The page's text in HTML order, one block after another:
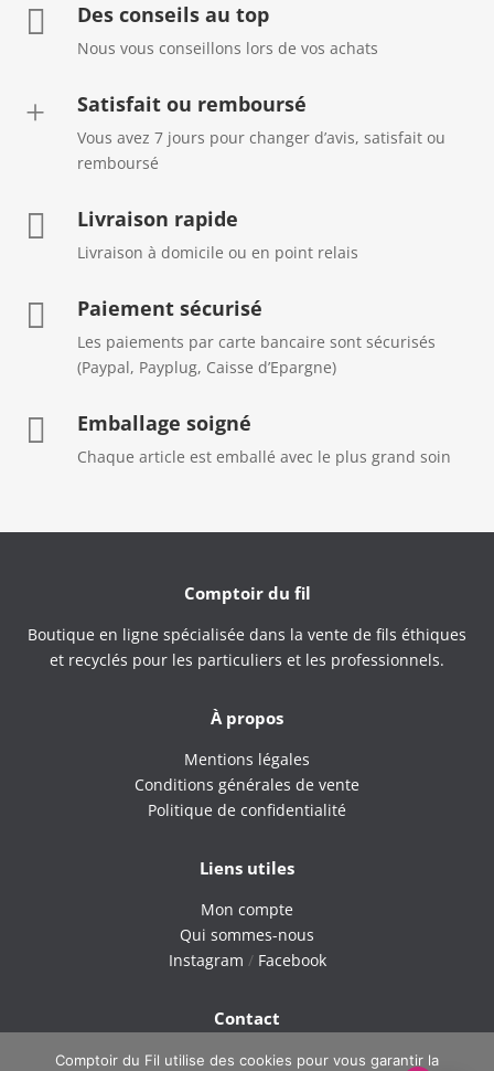
 Des conseils au top
Nous vous conseillons lors de vos achats
+ Satisfait ou remboursé
Vous avez 7 jours pour changer d’avis, satisfait ou
remboursé
 Livraison rapide
Livraison à domicile ou en point relais
 Paiement sécurisé
Les paiements par carte bancaire sont sécurisés
(Paypal, Payplug, Caisse d’Epargne)
 Emballage soigné
Chaque article est emballé avec le plus grand soin
Comptoir du fil
Boutique en ligne spécialisée dans la vente de fils éthiques
et recyclés pour les particuliers et les professionnels.
À propos
Mentions légales
Conditions générales de vente
Politique de confidentialité
Liens utiles
Mon compte
Qui sommes-nous
Instagram / Facebook
Contact
9H – 18H du lundi au vendredi
Comptoir du Fil utilise des cookies pour vous garantir la